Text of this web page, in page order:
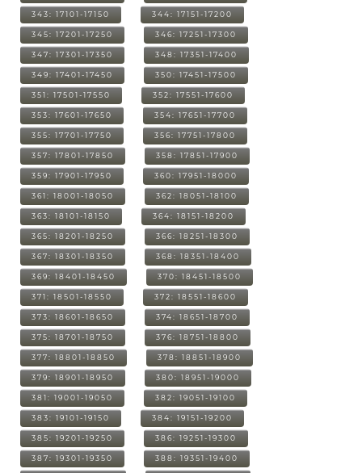
343: 17101-17150 344: 17151-17200
345: 17201-17250 346: 17251-17300
347: 17301-17350 348: 17351-17400
349: 17401-17450 350: 17451-17500
351: 17501-17550 352: 17551-17600
353: 17601-17650 354: 17651-17700
355: 17701-17750 356: 17751-17800
357: 17801-17850 358: 17851-17900
359: 17901-17950 360: 17951-18000
361: 18001-18050 362: 18051-18100
363: 18101-18150 364: 18151-18200
365: 18201-18250 366: 18251-18300
367: 18301-18350 368: 18351-18400
369: 18401-18450 370: 18451-18500
371: 18501-18550 372: 18551-18600
373: 18601-18650 374: 18651-18700
375: 18701-18750 376: 18751-18800
377: 18801-18850 378: 18851-18900
379: 18901-18950 380: 18951-19000
381: 19001-19050 382: 19051-19100
383: 19101-19150 384: 19151-19200
385: 19201-19250 386: 19251-19300
387: 19301-19350 388: 19351-19400